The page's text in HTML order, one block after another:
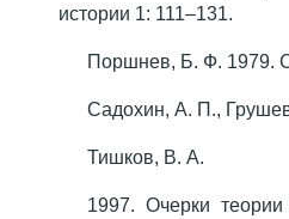
истории 1: 111–131.
Поршнев, Б. Ф. 1979.
Садохин, А. П.,
Тишков, В. А.
1997. Очерки